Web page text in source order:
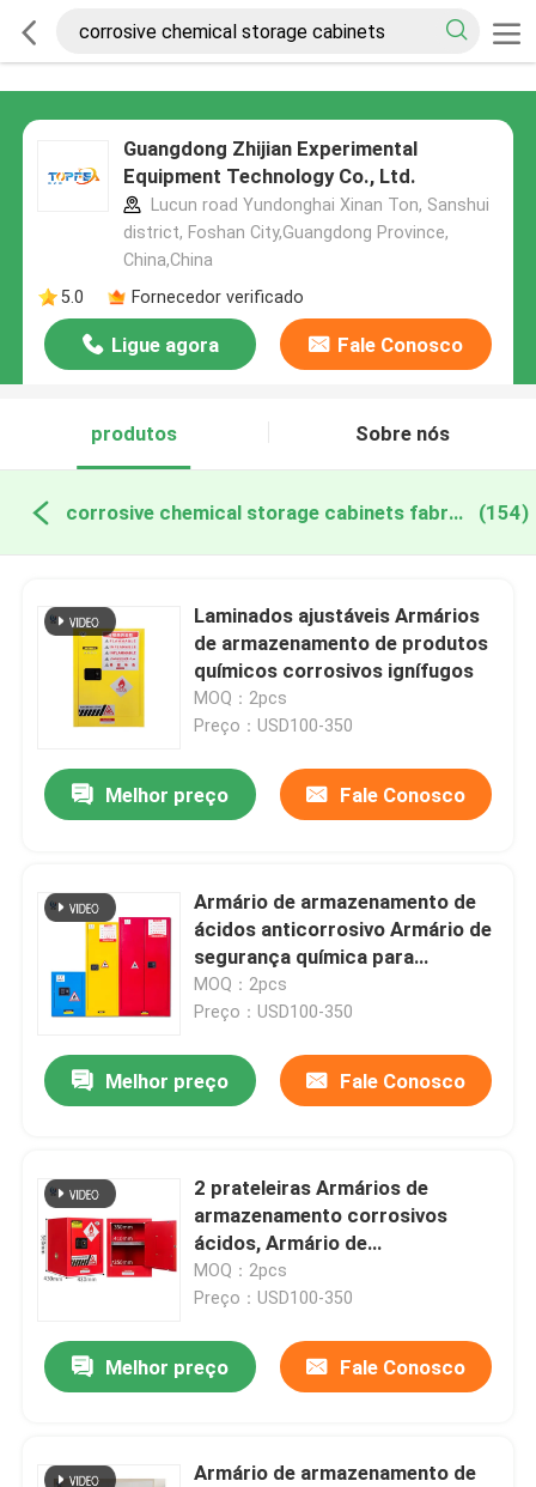
Guangdong Zhijian Experimental
Equipment Technology Co., Ltd.
Lucun road Yundonghai Xinan Ton, Sanshui
district, Foshan City,Guangdong Province,
China,China
5.0
Fornecedor verificado
Ligue agora Fale Conosco
produtos Sobre nós
corrosive chemical storage cabinets fabricação online (154)
Laminados ajustáveis Armários
de armazenamento de produtos
químicos corrosivos ignífugos
MOQ：2pcs
Preço：USD100-350
Melhor preço Fale Conosco
Armário de armazenamento de
ácidos anticorrosivo Armário de
segurança química para
laboratório
MOQ：2pcs
Preço：USD100-350
Melhor preço Fale Conosco
2 prateleiras Armários de
armazenamento corrosivos
ácidos, Armário de
armazenamento químico à prova
de fogo
MOQ：2pcs
Preço：USD100-350
Melhor preço Fale Conosco
Armário de armazenamento de